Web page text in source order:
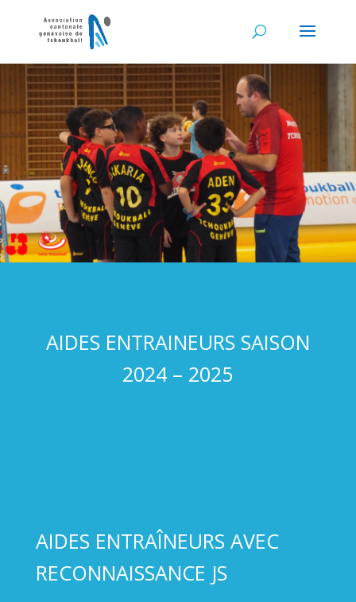
AIDES ENTRAINEURS SAISON
2024 – 2025
AIDES ENTRAÎNEURS AVEC
RECONNAISSANCE JS